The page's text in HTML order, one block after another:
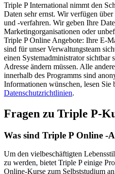
Triple P International nimmt den
Daten sehr ernst. Wir verfügen
und -verfahren. Wir geben Ihre
Marketingorganisationen oder
Triple P Online Angebote: Ihre E-
sind für unser Verwaltungsteam
einen Systemadministrator
Adresse ändern müssen. Alle
innerhalb des Programms sind
Informationen wünschen, lesen Sie
Datenschutzrichtlinien.
Fragen zu Triple P-
Was sind Triple P Online -
Um den vielbeschäftigten
zu werden, bietet Triple P einige
Online-Kurse zum Selbststudium